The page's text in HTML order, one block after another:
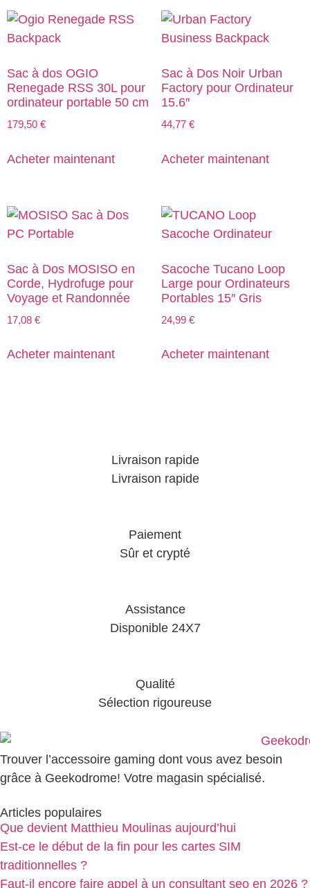
Sac à dos OGIO
Renegade RSS 30L pour
ordinateur portable 50 cm
179,50 €
Acheter maintenant
Sac à Dos Noir Urban
Factory pour Ordinateur
15.6″
44,77 €
Acheter maintenant
Sac à Dos MOSISO en
Corde, Hydrofuge pour
Voyage et Randonnée
17,08 €
Acheter maintenant
Sacoche Tucano Loop
Large pour Ordinateurs
Portables 15″ Gris
24,99 €
Acheter maintenant
Livraison rapide
Livraison rapide
Paiement
Sûr et crypté
Assistance
Disponible 24X7
Qualité
Sélection rigoureuse
Trouver l’accessoire gaming dont vous avez besoin
grâce à Geekodrome! Votre magasin spécialisé.
Articles populaires
Que devient Matthieu Moulinas aujourd’hui
Est-ce le début de la fin pour les cartes SIM
traditionnelles ?
Faut-il encore faire appel à un consultant seo en 2026 ?